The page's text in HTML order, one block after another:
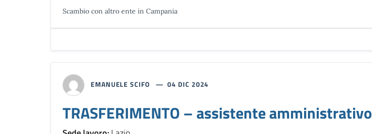
Scambio con altro ente in Campania
EMANUELE SCIFO 04 DIC 2024
TRASFERIMENTO – assistente amministrativo